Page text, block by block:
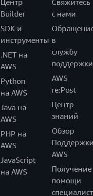
Центр
Builder
SDK и
инструменты
.NET на
AWS
Python
на AWS
Java на
AWS
PHP на
AWS
JavaScript
на AWS
Свяжитесь
с нами
в
службу
поддержки
AWS
re:Post
Центр
знаний
Обзор
AWS
Получение
помощи